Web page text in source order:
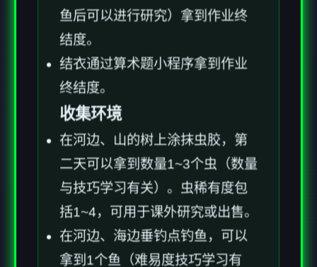
鱼后可以进行研究）拿到作业终
结度。
结衣通过算术题小程序拿到作业
终结度。
收集环境
在河边、山的树上涂抹虫胶，第
二天可以拿到数量1~3个虫（数量
与技巧学习有关）。虫稀有度包
括1~4，可用于课外研究或出售。
在河边、海边垂钓点钓鱼，可以
拿到1个鱼（难易度技巧学习有